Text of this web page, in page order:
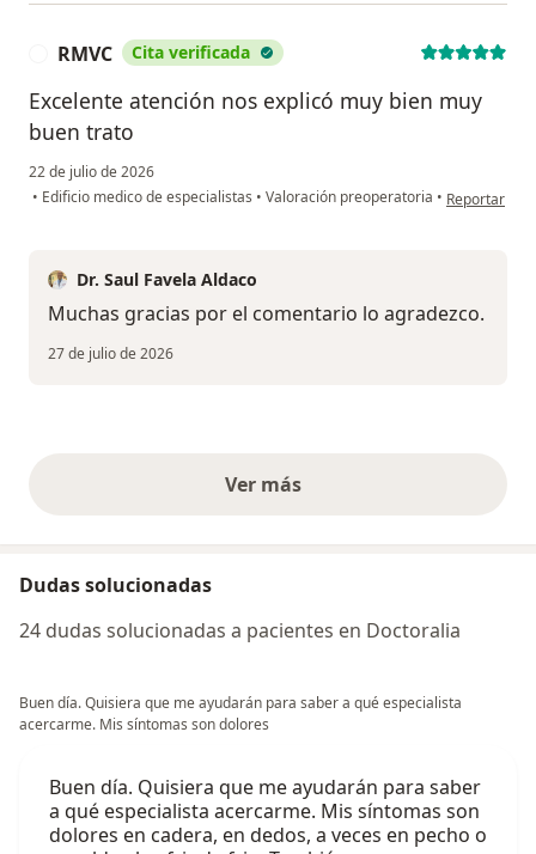
RMVC Cita verificada
Excelente atención nos explicó muy bien muy
buen trato
22 de julio de 2026
• Edificio medico de especialistas • Valoración preoperatoria • en opinión
Reportar
Dr. Saul Favela Aldaco
Muchas gracias por el comentario lo agradezco.
27 de julio de 2026
Ver másopiniones anteriores
Dudas solucionadas
24 dudas solucionadas a pacientes en Doctoralia
Buen día. Quisiera que me ayudarán para saber a qué especialista
acercarme. Mis síntomas son dolores
Buen día. Quisiera que me ayudarán para saber
a qué especialista acercarme. Mis síntomas son
dolores en cadera, en dedos, a veces en pecho o